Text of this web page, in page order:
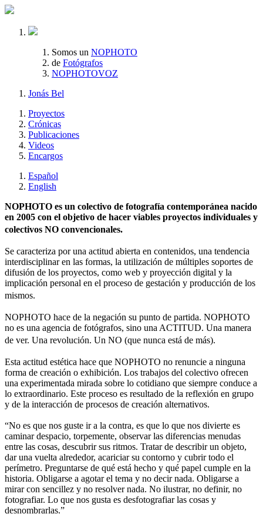
Somos un NOPHOTO
de Fotógrafos
NOPHOTOVOZ
Jonás Bel
Proyectos
Crónicas
Publicaciones
Videos
Encargos
Español
English
NOPHOTO es un colectivo de fotografía contemporánea nacido
en 2005 con el objetivo de hacer viables proyectos individuales y
colectivos NO convencionales.
Se caracteriza por una actitud abierta en contenidos, una tendencia
interdisciplinar en las formas, la utilización de múltiples soportes de
difusión de los proyectos, como web y proyección digital y la
implicación personal en el proceso de gestación y producción de los
mismos.
NOPHOTO hace de la negación su punto de partida. NOPHOTO
no es una agencia de fotógrafos, sino una ACTITUD. Una manera
de ver. Una revolución. Un NO (que nunca está de más).
Esta actitud estética hace que NOPHOTO no renuncie a ninguna
forma de creación o exhibición. Los trabajos del colectivo ofrecen
una experimentada mirada sobre lo cotidiano que siempre conduce a
lo extraordinario. Este proceso es resultado de la reflexión en grupo
y de la interacción de procesos de creación alternativos.
“No es que nos guste ir a la contra, es que lo que nos divierte es
caminar despacio, torpemente, observar las diferencias menudas
entre las cosas, descubrir sus ritmos. Tratar de describir un objeto,
dar una vuelta alrededor, acariciar su contorno y cubrir todo el
perímetro. Preguntarse de qué está hecho y qué papel cumple en la
historia. Obligarse a agotar el tema y no decir nada. Obligarse a
mirar con sencillez y no resolver nada. No ilustrar, no definir, no
fotografiar. Lo que nos gusta es desfotografiar las cosas y
desnombrarlas.”